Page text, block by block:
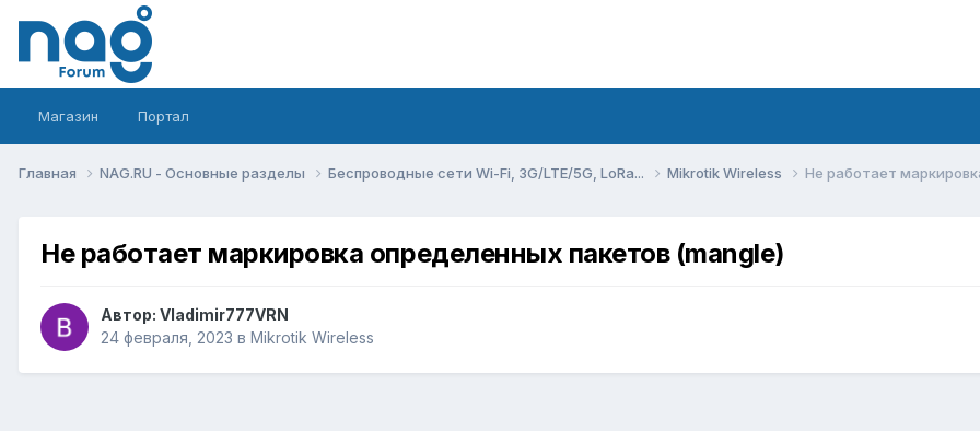
Магазин Портал
Главная NAG.RU - Основные разделы Беспроводные сети Wi-Fi, 3G/LTE/5G, LoRa... Mikrotik Wireless Не работает
Не работает маркировка определенных пакетов (mangle)
Автор: Vladimir777VRN
24 февраля, 2023 в Mikrotik Wireless